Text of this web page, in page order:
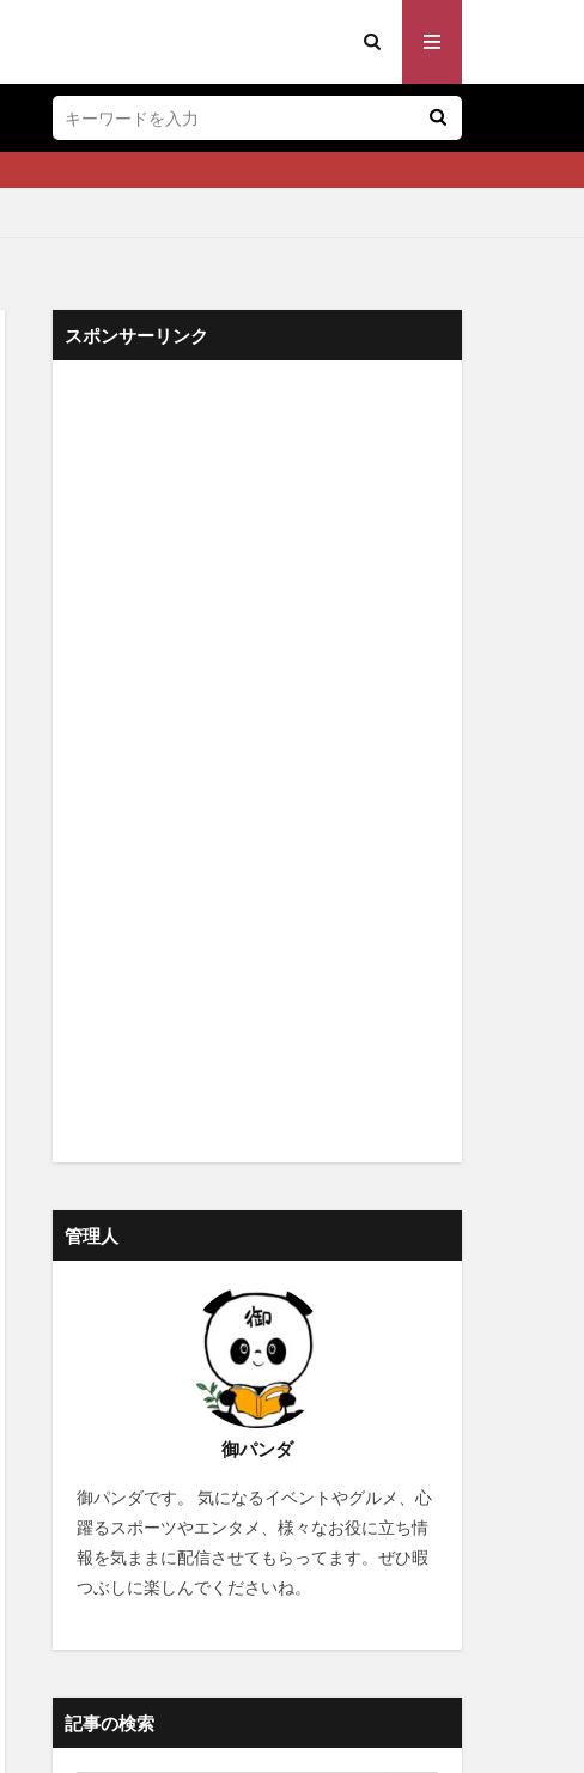
スポンサーリンク
管理人
御パンダ
御パンダです。 気になるイベントやグルメ、心
躍るスポーツやエンタメ、様々なお役に立ち情
報を気ままに配信させてもらってます。ぜひ暇
つぶしに楽しんでくださいね。
記事の検索